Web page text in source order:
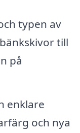
typen av
till
på
enklare
och nya